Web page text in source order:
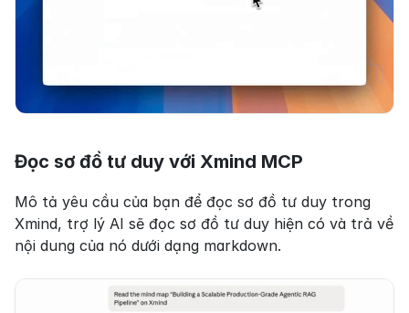
Đọc sơ đồ tư duy với Xmind MCP
Mô tả yêu cầu của bạn để đọc sơ đồ tư duy trong
Xmind, trợ lý AI sẽ đọc sơ đồ tư duy hiện có và trả về
nội dung của nó dưới dạng markdown.